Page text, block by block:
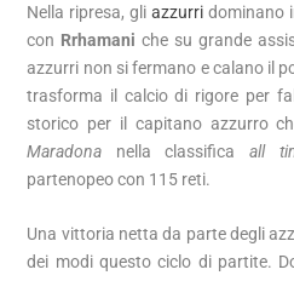
Nella ripresa, gli azzurridominano
con Rrhamani che su grande
azzurri non si fermano e calano il
trasforma il calcio di rigore per
storico per il capitano azzurro
Maradona nella classifica all
partenopeo con 115 reti.
Una vittoria netta da parte degli
dei modi questo ciclo di partite.